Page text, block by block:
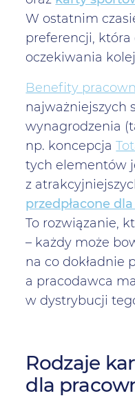
W ostatnim
preferencji,
oczekiwania
Benefity
najważniejszych
wynagrodzenia
np. koncepcja
tych elementów
z
przedpłacone
To rozwiązanie,
– każdy może
na co dokładnie
a pracodawca
w dystrybucji
Rodzaje
dla